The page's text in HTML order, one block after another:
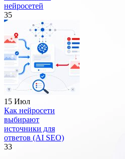
нейросетей
35
15 Июл
Как нейросети
выбирают
источники для
ответов (AI SEO)
33